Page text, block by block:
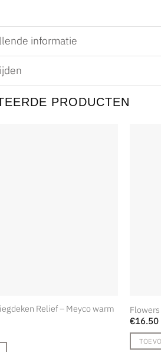
informatie
PRODUCTEN
Relief – Meyco warm
€16.50